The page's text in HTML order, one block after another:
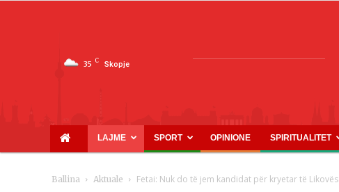
35 C Skopje
LAJME SPORT OPINIONE SPIRITUALITET
Ballina Aktuale Fetai: Nuk do të jem kandidat për kryetar të Likovës